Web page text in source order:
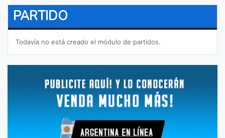
PARTIDO
Todavía no está creado el módulo de partidos.